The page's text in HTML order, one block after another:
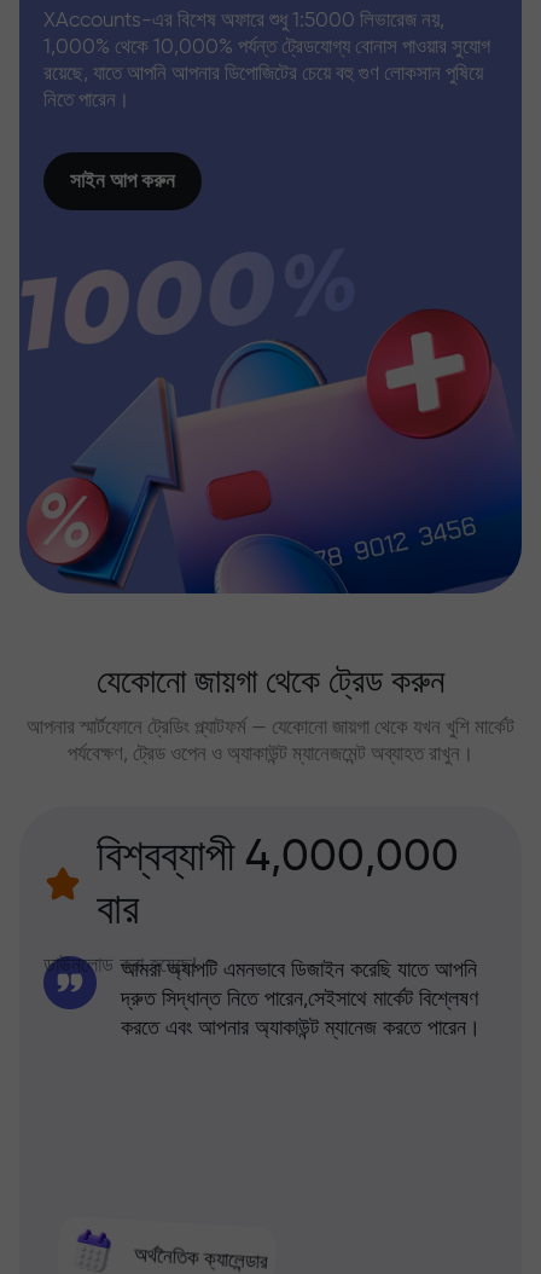
XAccounts-এর বিশেষ অফারে শুধু 1:5000 লিভারেজ নয়,
1,000% থেকে 10,000% পর্যন্ত ট্রেডযোগ্য বোনাস পাওয়ার সুযোগ
রয়েছে, যাতে আপনি আপনার ডিপোজিটের চেয়ে বহু গুণ লোকসান পুষিয়ে
নিতে পারেন।
সাইন আপ করুন
যেকোনো জায়গা থেকে ট্রেড করুন
আপনার স্মার্টফোনে ট্রেডিং প্ল্যাটফর্ম — যেকোনো জায়গা থেকে যখন খুশি মার্কেট
পর্যবেক্ষণ, ট্রেড ওপেন ও অ্যাকাউন্ট ম্যানেজমেন্ট অব্যাহত রাখুন।
বিশ্বব্যাপী 4,000,000
বার
ডাউনলোড করা হয়েছে!
অর্থনৈতিক ক্যালেন্ডার
আমরা অ্যাপটি এমনভাবে ডিজাইন করেছি যাতে আপনি
দ্রুত সিদ্ধান্ত নিতে পারেন,সেইসাথে মার্কেট বিশ্লেষণ
করতে এবং আপনার অ্যাকাউন্ট ম্যানেজ করতে পারেন।